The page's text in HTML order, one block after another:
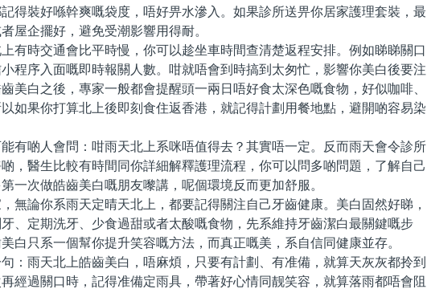
得裝好喺幹爽嘅袋度，唔好畀水滲入。如果診所送畀你居家護理套裝，最
屋企擺好，避免受潮影響用得耐。
時交通會比平時慢，你可以趁坐車時間查清楚返程安排。例如睇睇關口
程序入面嘅即時報關人數。咁就唔會到時搞到太匆忙，影響你美白後要注
美白之後，專家一般都會提醒頭一兩日唔好食太深色嘅食物，好似咖啡、
如果你打算北上後即刻食住返香港，就記得計劃用餐地點，避開啲容易染
啲人會問：咁雨天北上系咪唔值得去？其實唔一定。反而雨天會令診所
，醫生比較有時間同你詳細解釋護理流程，你可以問多啲問題，了解自己
一次做皓齒美白嘅朋友嚟講，呢個環境反而更加舒服。
論你系雨天定晴天北上，都要記得關注自己牙齒健康。美白固然好睇，
、定期洗牙、少食過甜或者太酸嘅食物，先系維持牙齒潔白最關鍵嘅步
白只系一個幫你提升笑容嘅方法，而真正嘅美，系自信同健康並存。
雨天北上皓齒美白，唔麻煩，只要有計劃、有准備，就算天灰灰都拎到
經過關口時，記得准備定雨具，帶著好心情同靓笑容，就算落雨都唔會阻